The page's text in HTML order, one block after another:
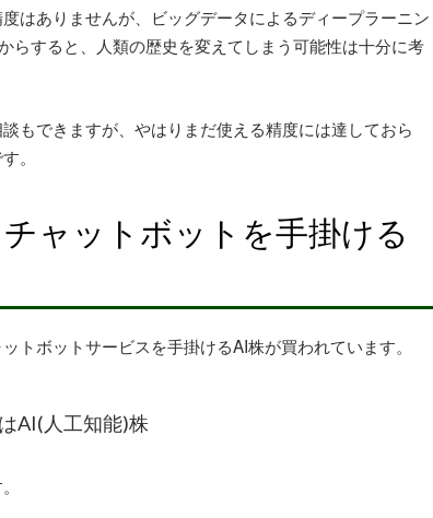
はありませんが、ビッグデータによるディープラーニン
らすると、人類の歴史を変えてしまう可能性は十分に考
もできますが、やはりまだ使える精度には達しておら
。
ャットボットを手掛ける
ボットサービスを手掛けるAI株が買われています。
AI(人工知能)株